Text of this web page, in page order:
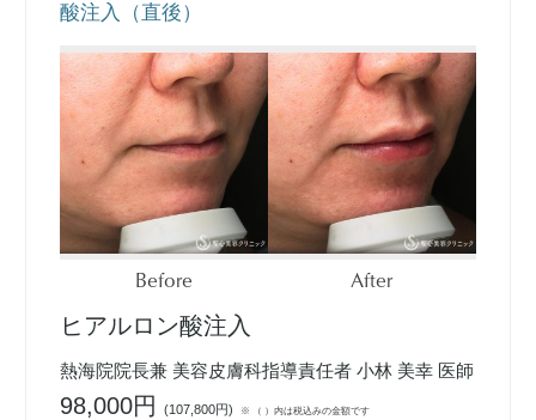
酸注入（直後）
Before After
ヒアルロン酸注入
熱海院院長兼 美容皮膚科指導責任者 小林 美幸 医師
98,000円(107,800円) ※ （ ）内は税込みの金額です